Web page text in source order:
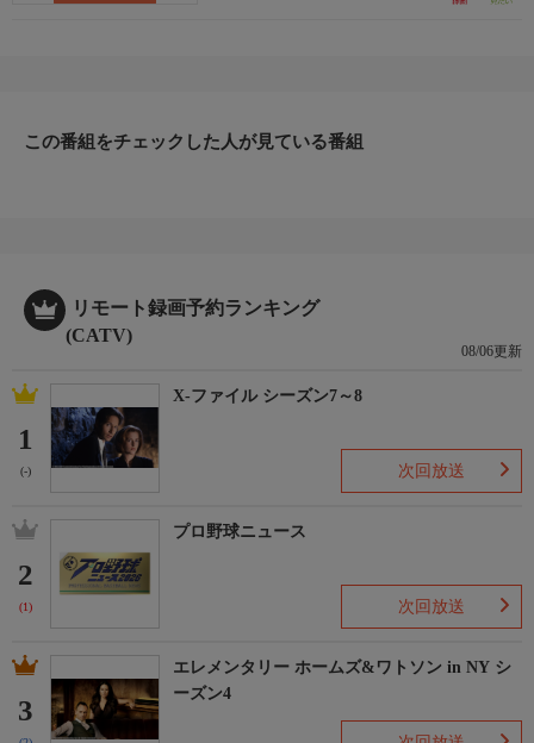
この番組をチェックした人が見ている番組
リモート録画予約ランキング
(CATV)
08/06更新
1
(-)
X-ファイル シーズン7～8
次回放送
2
(1)
プロ野球ニュース
次回放送
3
エレメンタリー ホームズ&ワトソン in NY シ
ーズン4